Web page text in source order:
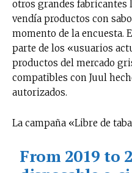
otros grandes fabricantes
vendía productos con
momento de la encuesta.
parte de los «usuarios
productos del mercado
compatibles con Juul
autorizados.
La campaña «Libre de
From 2019 to